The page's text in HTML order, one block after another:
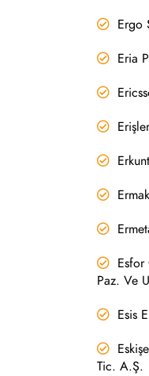
Ergo
Eria
Esfor
Paz. Ve
Esis
Tic. A.Ş.